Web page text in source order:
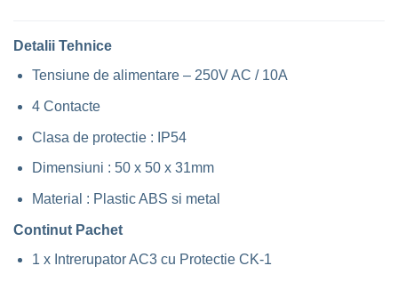
Detalii Tehnice
Tensiune de alimentare – 250V AC / 10A
4 Contacte
Clasa de protectie : IP54
Dimensiuni : 50 x 50 x 31mm
Material : Plastic ABS si metal
Continut Pachet
1 x Intrerupator AC3 cu Protectie CK-1